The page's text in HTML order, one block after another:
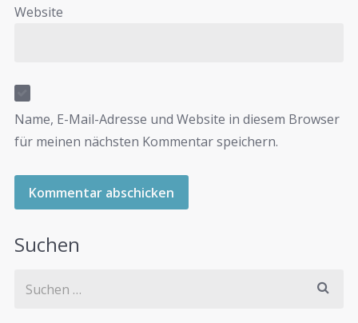
Website
Name, E-Mail-Adresse und Website in diesem Browser
für meinen nächsten Kommentar speichern.
Suchen